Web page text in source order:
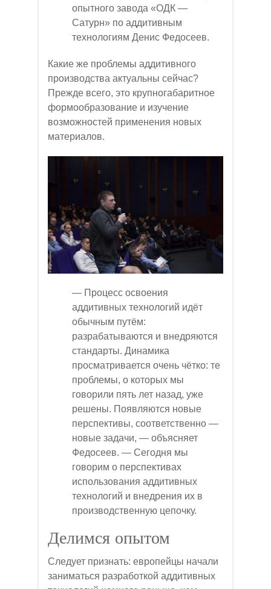
опытного завода «ОДК —
Сатурн» по аддитивным
технологиям Денис Федосеев.
Какие же проблемы аддитивного
производства актуальны сейчас?
Прежде всего, это крупногабаритное
формообразование и изучение
возможностей применения новых
материалов.
— Процесс освоения
аддитивных технологий идёт
обычным путём:
разрабатываются и внедряются
стандарты. Динамика
просматривается очень чётко: те
проблемы, о которых мы
говорили пять лет назад, уже
решены. Появляются новые
перспективы, соответственно —
новые задачи, — объясняет
Федосеев. — Сегодня мы
говорим о перспективах
использования аддитивных
технологий и внедрения их в
производственную цепочку.
Делимся опытом
Следует признать: европейцы начали
заниматься разработкой аддитивных